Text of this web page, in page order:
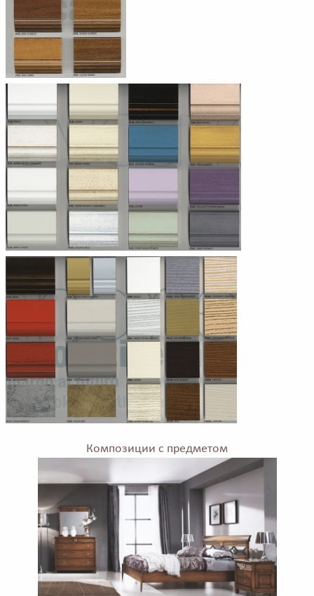
Композиции с предметом